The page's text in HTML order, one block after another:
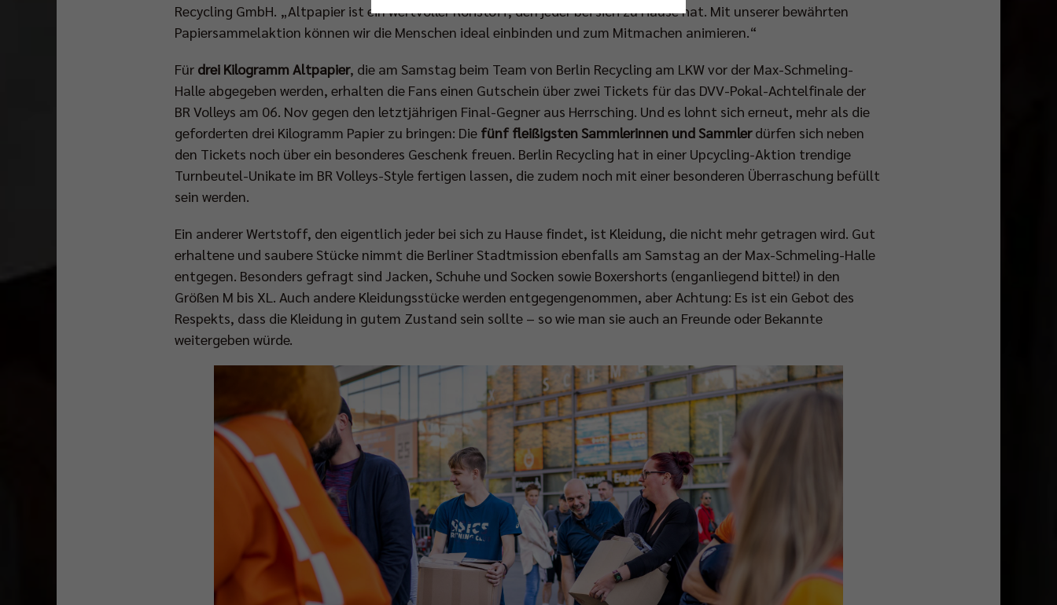
Recycling GmbH. „Altpapier ist ein wertvoller Rohstoff, den jeder bei sich zu Hause hat. Mit unserer bewährten
Papiersammelaktion können wir die Menschen ideal einbinden und zum Mitmachen animieren.“
Für drei Kilogramm Altpapier, die am Samstag beim Team von Berlin Recycling am LKW vor der Max-Schmeling-
Halle abgegeben werden, erhalten die Fans einen Gutschein über zwei Tickets für das DVV-Pokal-Achtelfinale der
BR Volleys am 06. Nov gegen den letztjährigen Final-Gegner aus Herrsching. Und es lohnt sich erneut, mehr als die
geforderten drei Kilogramm Papier zu bringen: Die fünf fleißigsten Sammlerinnen und Sammlerdürfen sich neben
den Tickets noch über ein besonderes Geschenk freuen. Berlin Recycling hat in einer Upcycling-Aktion trendige
Turnbeutel-Unikate im BR Volleys-Style fertigen lassen, die zudem noch mit einer besonderen Überraschung befüllt
sein werden.
Ein anderer Wertstoff, den eigentlich jeder bei sich zu Hause findet, ist Kleidung, die nicht mehr getragen wird. Gut
erhaltene und saubere Stücke nimmt die Berliner Stadtmission ebenfalls am Samstag an der Max-Schmeling-Halle
entgegen. Besonders gefragt sind Jacken, Schuhe und Socken sowie Boxershorts (enganliegend bitte!) in den
Größen M bis XL. Auch andere Kleidungsstücke werden entgegengenommen, aber Achtung: Es ist ein Gebot des
Respekts, dass die Kleidung in gutem Zustand sein sollte – so wie man sie auch an Freunde oder Bekannte
weitergeben würde.